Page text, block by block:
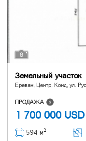
8
Земельный участок
Ереван, Центр, Конд, ул.
ПРОДАЖА
1 700 000 USD
594 м2